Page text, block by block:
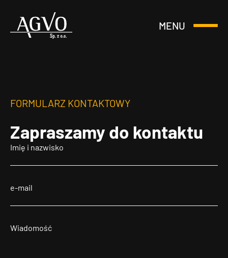
Header
MENU
Otwórz
FORMULARZ KONTAKTOWY
Zapraszamy do kontaktu